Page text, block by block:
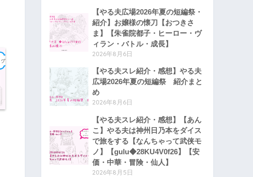
【やる夫広場2026年夏の短編祭・
紹介】お嬢様の懐刀【おつきさ
ま】【朱雀院都子・ヒーロー・ヴ
ィラン・バトル・成長】
2026年8月6日
【やる夫スレ紹介・感想】やる夫
広場2026年夏の短編祭 紹介まと
め
2026年8月6日
【やる夫スレ紹介・感想】【あん
こ】やる夫は神州日乃本をダイス
で旅をする【なんちゃって武侠モ
ノ】【gulu◆28KU4V0f26】【安
価・中華・冒険・仙人】
2026年8月5日